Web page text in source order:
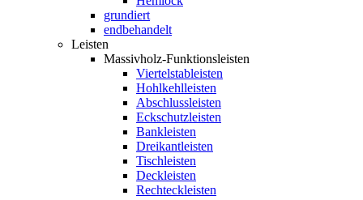
grundiert
endbehandelt
Leisten
Massivholz-Funktionsleisten
Viertelstableisten
Hohlkehlleisten
Abschlussleisten
Eckschutzleisten
Bankleisten
Dreikantleisten
Tischleisten
Deckleisten
Rechteckleisten